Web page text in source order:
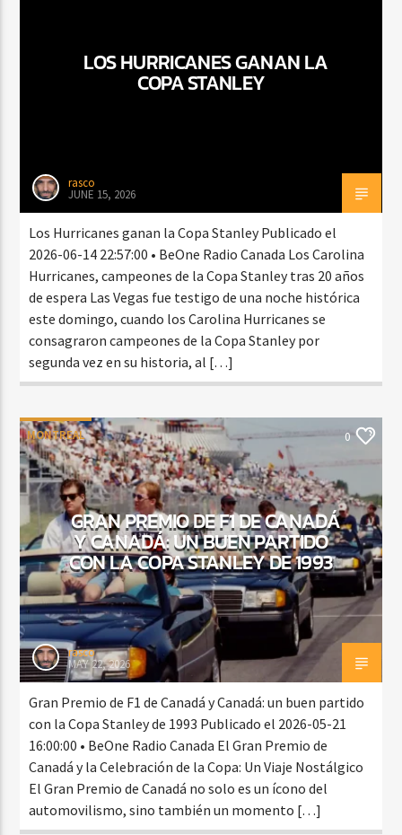
CURRENT SHOWLOS HURRICANES GANAN LA
COPA STANLEY
rasco
JUNE 15, 2026
Los Hurricanes ganan la Copa Stanley Publicado el
2026-06-14 22:57:00 • BeOne Radio Canada Los Carolina
Hurricanes, campeones de la Copa Stanley tras 20 años
de espera Las Vegas fue testigo de una noche histórica
este domingo, cuando los Carolina Hurricanes se
consagraron campeones de la Copa Stanley por
segunda vez en su historia, al […]
MONTREAL 0
GRAN PREMIO DE F1 DE CANADÁ
Y CANADÁ: UN BUEN PARTIDO
CON LA COPA STANLEY DE 1993
rasco
MAY 22, 2026
Gran Premio de F1 de Canadá y Canadá: un buen partido
con la Copa Stanley de 1993 Publicado el 2026-05-21
16:00:00 • BeOne Radio Canada El Gran Premio de
Canadá y la Celebración de la Copa: Un Viaje Nostálgico
El Gran Premio de Canadá no solo es un ícono del
automovilismo, sino también un momento […]